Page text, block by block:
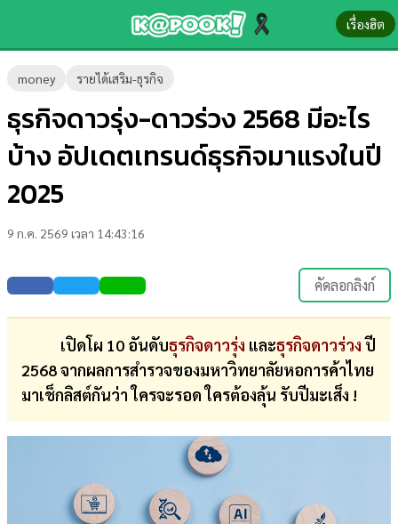
เรื่องฮิต
money รายได้เสริม-ธุรกิจ
ธุรกิจดาวรุ่ง-ดาวร่วง 2568 มีอะไร
บ้าง อัปเดตเทรนด์ธุรกิจมาแรงในปี
2025
9 ก.ค. 2569 เวลา 14:43:16
คัดลอกลิงก์
เปิดโผ 10 อันดับธุรกิจดาวรุ่ง และธุรกิจดาวร่วงปี
2568 จากผลการสำรวจของมหาวิทยาลัยหอการค้าไทย
มาเช็กลิสต์กันว่า ใครจะรอด ใครต้องลุ้น รับปีมะเส็ง !
ข่าว-
ความ
รู้
บันเทิง
ตรวจ
หวย
บอล
สด